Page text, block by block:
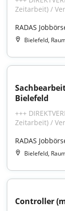
Zeitarbeit) /
RADAS
Bielefeld,
Bielefeld
+++
Zeitarbeit) /
RADAS
Bielefeld,
Controller